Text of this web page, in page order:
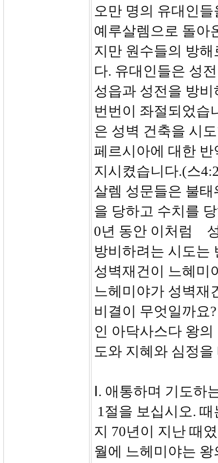
오만 명의 유대인
예루살렘으로 돌아
지만 원수들의 방
다. 유대인들은 성
성읍과 성전을 방
번번이 좌절되었습
은 성벽 건축을 시
페르시아에 대한
지시켰습니다.(스
살렘 성문들은 불
을 당하고 수치를
0년 동안 이처럼
방비하려는 시도는
성벽재건이 느혜미
느헤미야가 성벽재
비결이 무엇일까요
인 아닥사스다 왕
도와 지혜와 심정
Ⅰ. 애통하며 기도하
1절을 보십시오.
지 70년이 지난 때
월에 느헤미야는